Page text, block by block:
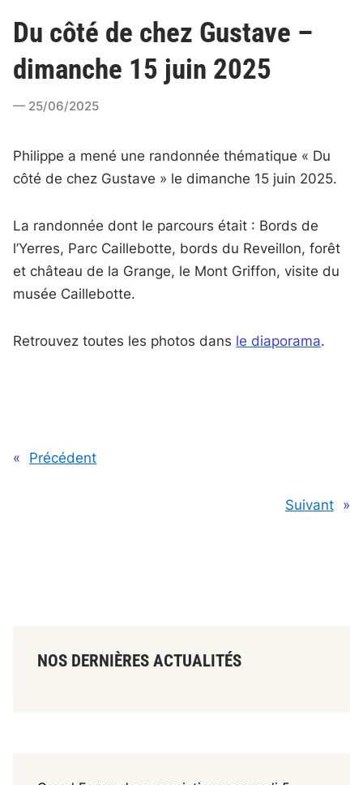
Du côté de chez Gustave –
dimanche 15 juin 2025
25/06/2025
Philippe a mené une randonnée thématique « Du
côté de chez Gustave » le dimanche 15 juin 2025.
La randonnée dont le parcours était : Bords de
l’Yerres, Parc Caillebotte, bords du Reveillon, forêt
et château de la Grange, le Mont Griffon, visite du
musée Caillebotte.
Retrouvez toutes les photos dans le diaporama.
« Précédent
Suivant »
NOS DERNIÈRES ACTUALITÉS